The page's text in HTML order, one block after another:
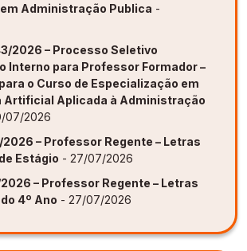
Administração Publica -
2026 – Processo Seletivo
Interno para Professor Formador –
o Curso de Especialização em
Artificial Aplicada à Administração
07/2026
2026 – Professor Regente – Letras
Estágio - 27/07/2026
2026 – Professor Regente – Letras
4º Ano - 27/07/2026